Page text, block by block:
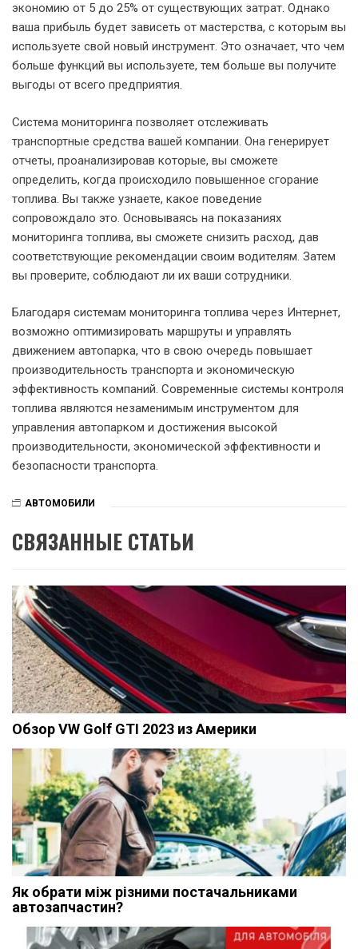
экономию от 5 до 25% от существующих затрат. Однако
ваша прибыль будет зависеть от мастерства, с которым вы
используете свой новый инструмент. Это означает, что чем
больше функций вы используете, тем больше вы получите
выгоды от всего предприятия.
Система мониторинга позволяет отслеживать
транспортные средства вашей компании. Она генерирует
отчеты, проанализировав которые, вы сможете
определить, когда происходило повышенное сгорание
топлива. Вы также узнаете, какое поведение
сопровождало это. Основываясь на показаниях
мониторинга топлива, вы сможете снизить расход, дав
соответствующие рекомендации своим водителям. Затем
вы проверите, соблюдают ли их ваши сотрудники.
Благодаря системам мониторинга топлива через Интернет,
возможно оптимизировать маршруты и управлять
движением автопарка, что в свою очередь повышает
производительность транспорта и экономическую
эффективность компаний. Современные системы контроля
топлива являются незаменимым инструментом для
управления автопарком и достижения высокой
производительности, экономической эффективности и
безопасности транспорта.
АВТОМОБИЛИ
СВЯЗАННЫЕ СТАТЬИ
Обзор VW Golf GTI 2023 из Америки
Як обрати між різними постачальниками
автозапчастин?